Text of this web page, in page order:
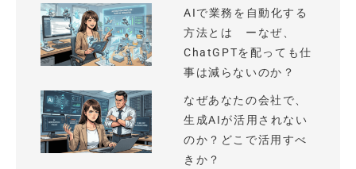
AIで業務を自動化する
方法とは ーなぜ、
ChatGPTを配っても仕
事は減らないのか？
なぜあなたの会社で、
生成AIが活用されない
のか？どこで活用すべ
きか？